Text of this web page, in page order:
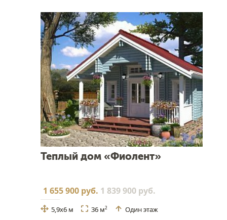
Теплый дом «Фиолент»
1 655 900 руб. 1 839 900 руб.
5,9x6 м 36 м2 Один этаж